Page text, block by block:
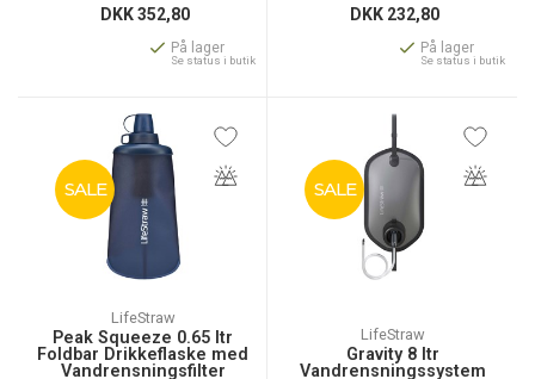
DKK352,80
På lager
Se status i butik
DKK 232,80
På lager
Se status i butik
SALE
LifeStraw
Peak Squeeze 0.65 ltr
Foldbar Drikkeflaske med
Vandrensningsfilter
SALE
LifeStraw
Gravity 8 ltr
Vandrensningssystem